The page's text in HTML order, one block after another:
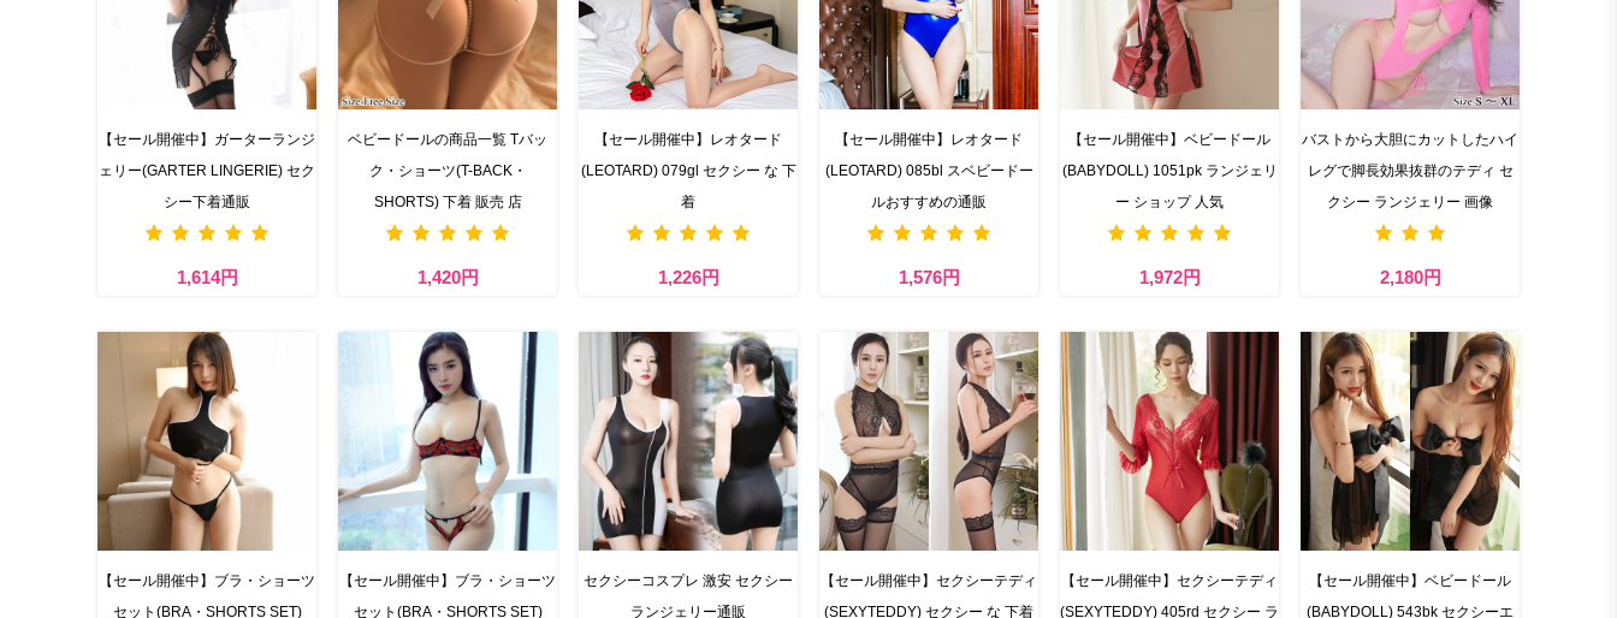
【セール開催中】ガーターランジ
ェリー(GARTER LINGERIE) セク
シー下着通販
1,614円
ベビードールの商品一覧 Tバッ
ク・ショーツ(T-BACK・
SHORTS) 下着 販売 店
1,420円
【セール開催中】レオタード
(LEOTARD) 079gl セクシー な 下
着
1,226円
【セール開催中】レオタード
(LEOTARD) 085bl スベビードー
ルおすすめの通販
1,576円
【セール開催中】ベビードール
(BABYDOLL) 1051pk ランジェリ
ー ショップ 人気
1,972円
バストから大胆にカットしたハイ
レグで脚長効果抜群のテディ セ
クシー ランジェリー 画像
2,180円
【セール開催中】ブラ・ショーツ
セット(BRA・SHORTS SET)
【セール開催中】ブラ・ショーツ
セット(BRA・SHORTS SET)
セクシーコスプレ 激安 セクシー
ランジェリー通販
【セール開催中】セクシーテディ
(SEXYTEDDY) セクシー な 下着
【セール開催中】セクシーテディ
(SEXYTEDDY) 405rd セクシー ラ
【セール開催中】ベビードール
(BABYDOLL) 543bk セクシーエ